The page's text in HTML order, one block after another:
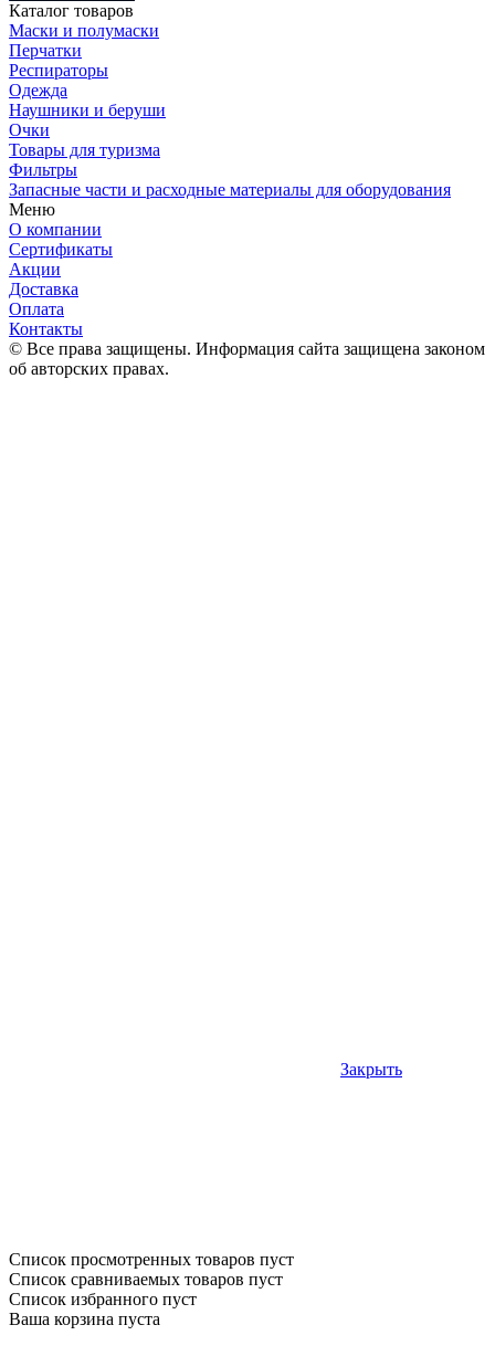
Каталог товаров
Маски и полумаски
Перчатки
Респираторы
Одежда
Наушники и беруши
Очки
Товары для туризма
Фильтры
Запасные части и расходные материалы для оборудования
Меню
О компании
Сертификаты
Акции
Доставка
Оплата
Контакты
© Все права защищены. Информация сайта защищена законом
об авторских правах.
Закрыть
Список просмотренных товаров пуст
Список сравниваемых товаров пуст
Список избранного пуст
Ваша корзина пуста